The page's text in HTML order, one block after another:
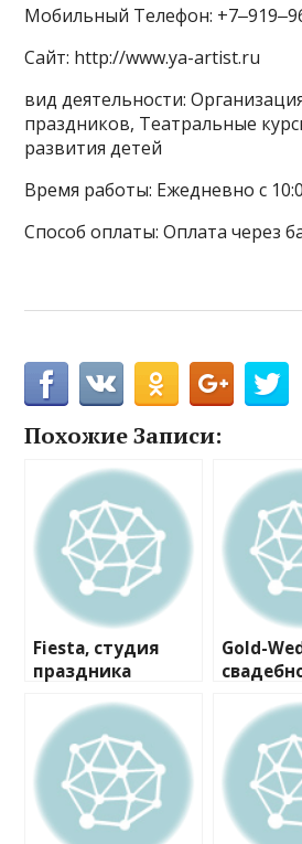
Мобильный Телефон:
Сайт: http://www.ya-artist.ru
вид деятельности:
праздников, Театральные
развития детей
Время работы: Ежедневно с
Способ оплаты: Оплата через
Похожие Записи:
Fiesta, студия
праздника
Gold-